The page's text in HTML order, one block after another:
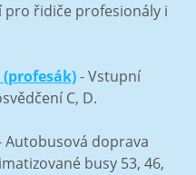
pro řidiče profesionály i
- Vstupní
C, D.
Autobusová doprava
busy 53, 46,